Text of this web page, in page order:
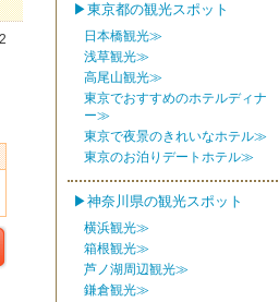
▶東京都の観光スポット
日本橋観光≫
浅草観光≫
高尾山観光≫
東京でおすすめのホテルディナ
ー≫
東京で夜景のきれいなホテル≫
東京のお泊りデートホテル≫
▶神奈川県の観光スポット
横浜観光≫
箱根観光≫
芦ノ湖周辺観光≫
鎌倉観光≫